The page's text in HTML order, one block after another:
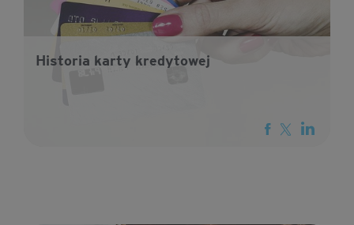
Historia karty kredytowej